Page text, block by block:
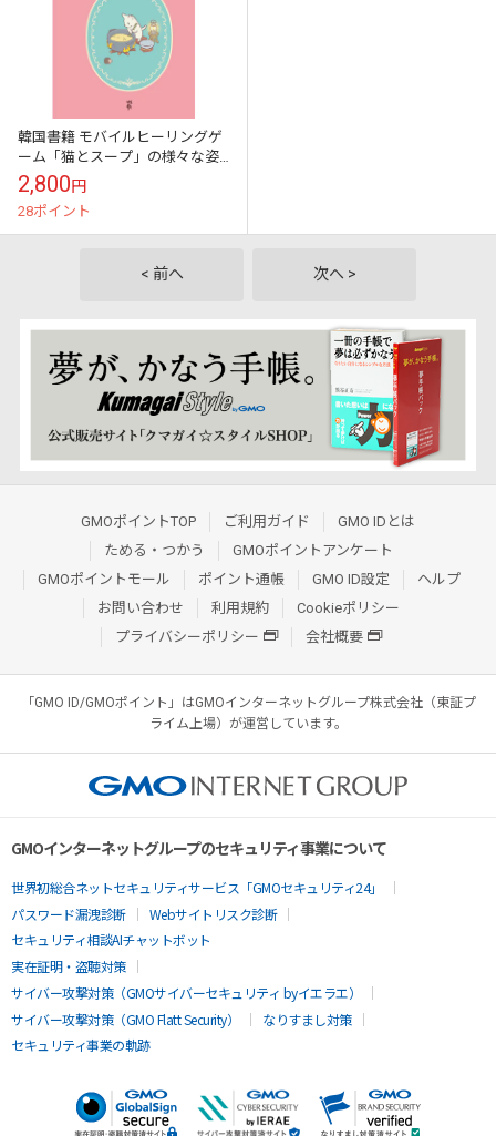
韓国書籍 モバイルヒーリングゲ
ーム「猫とスープ」の様々な姿
を満載したステッカーブック [初
回限定ゲームクーポン付き] (ハ
ードカバ...
2,800円
28ポイント
< 前へ 次へ >
GMOポイントTOP ご利用ガイド
GMO IDとは
ためる・つかう
GMOポイントアンケート
GMOポイントモール
ポイント通帳 GMO ID設定
ヘルプ
お問い合わせ
利用規約
Cookieポリシー
プライバシーポリシー
会社概要
「GMO ID/GMOポイント」はGMOインターネットグループ株式会社（東証プ
ライム上場）が運営しています。
GMOインターネットグループのセキュリティ事業について
世界初総合ネットセキュリティサービス「GMOセキュリティ24」
パスワード漏洩診断
Webサイトリスク診断
セキュリティ相談AIチャットボット
実在証明・盗聴対策
サイバー攻撃対策（GMOサイバーセキュリティ byイエラエ）
サイバー攻撃対策（GMO Flatt Security）
なりすまし対策
セキュリティ事業の軌跡